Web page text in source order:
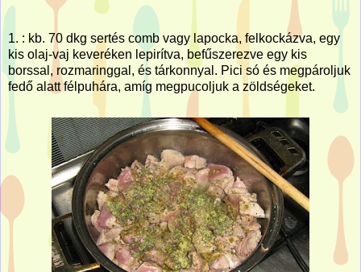
1. : kb. 70 dkg sertés comb vagy lapocka, felkockázva, egy
kis olaj-vaj keveréken lepirítva, befűszerezve egy kis
borssal, rozmaringgal, és tárkonnyal. Pici só és megpároljuk
fedő alatt félpuhára, amíg megpucoljuk a zöldségeket.